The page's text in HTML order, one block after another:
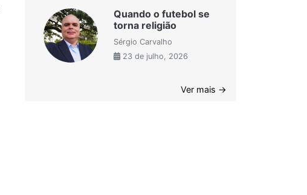
Quando o futebol se
torna religião
Sérgio Carvalho
23 de julho, 2026
Ver mais →